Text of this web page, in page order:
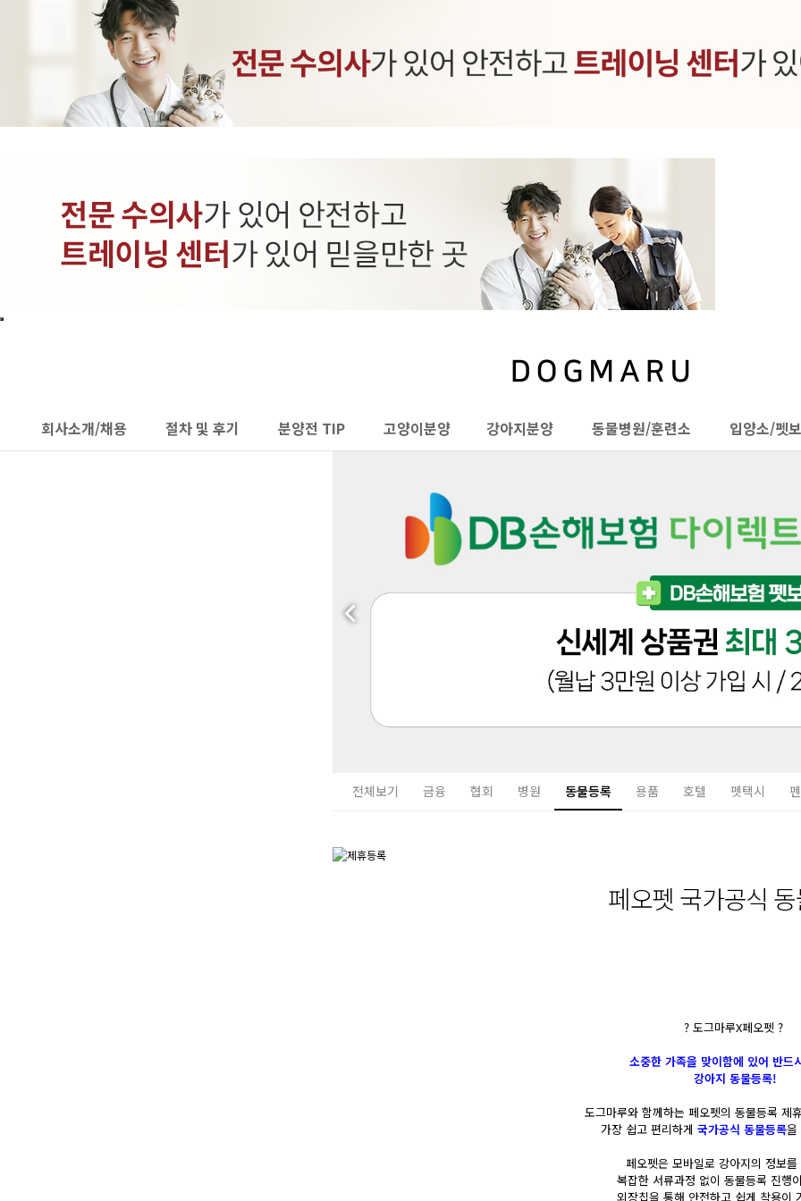
회사소개/채용 절차 및 후기 분양전 TIP 고양이분양 강아지분양 동물병원/훈련소 입양소/펫
전체보기 금융 협회 병원 동물등록 용품 호텔 펫택시
페오펫 국가공식
? 도그마루X페오펫 ?
소중한 가족을 맞이함에 있어 반드
강아지 동물등록!
도그마루와 함께하는 페오펫의 동물등록 제
가장 쉽고 편리하게 국가공식 동물등록을
페오펫은 모바일로 강아지의 정보
복잡한 서류과정 없이 동물등록 진행
외장칩을 통해 안전하고 쉽게 착용이